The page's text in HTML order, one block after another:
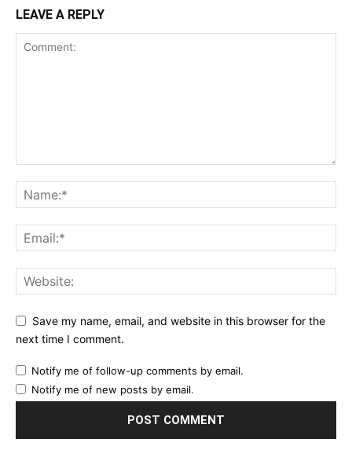
LEAVE A REPLY
Save my name, email, and website in this browser for the
next time I comment.
Notify me of follow-up comments by email.
Notify me of new posts by email.